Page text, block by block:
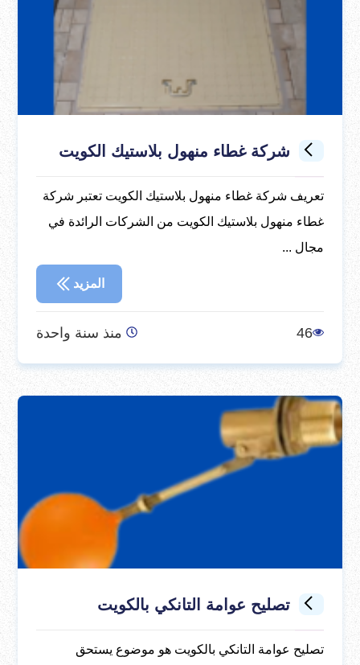
شركة غطاء منهول بلاستيك الكويت
تعريف شركة غطاء منهول بلاستيك الكويت تعتبر شركة
غطاء منهول بلاستيك الكويت من الشركات الرائدة في
مجال ...
المزيد
46 منذ سنة واحدة
تصليح عوامة التانكي بالكويت
تصليح عوامة التانكي بالكويت هو موضوع يستحق